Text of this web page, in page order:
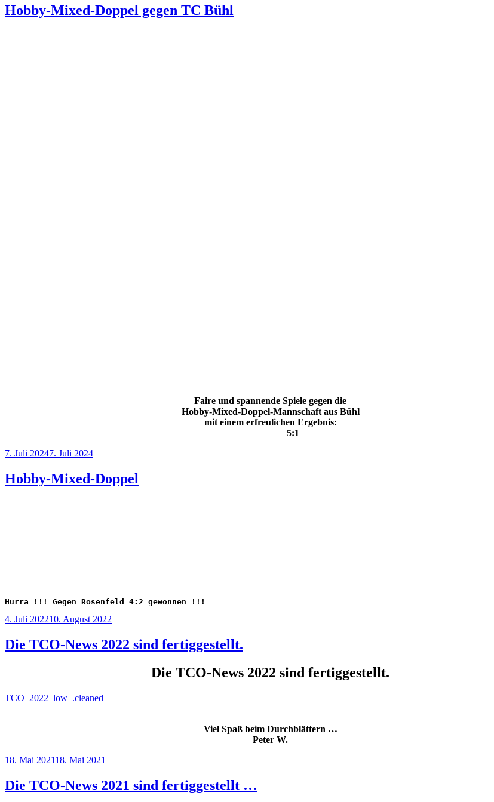
Hobby-Mixed-Doppel gegen TC Bühl
Faire und spannende Spiele gegen die
Hobby-Mixed-Doppel-Mannschaft aus Bühl
mit einem erfreulichen Ergebnis:
5:1
Veröffentlicht
7. Juli 20247. Juli 2024
Hobby-Mixed-Doppel
Hurra !!! Gegen Rosenfeld 4:2 gewonnen !!!
Veröffentlicht
4. Juli 202210. August 2022
Die TCO-News 2022 sind fertiggestellt.
Die TCO-News 2022 sind fertiggestellt.
TCO_2022_low_.cleaned
Viel Spaß beim Durchblättern …
Peter W.
Veröffentlicht
18. Mai 202118. Mai 2021
Die TCO-News 2021 sind fertiggestellt …